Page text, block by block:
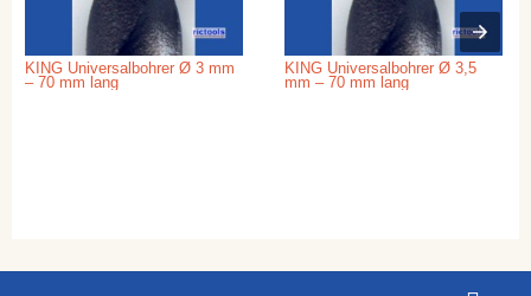
KING Universalbohrer Ø 3 mm
– 70 mm lang
KING Universalbohrer Ø 3,5
mm – 70 mm lang